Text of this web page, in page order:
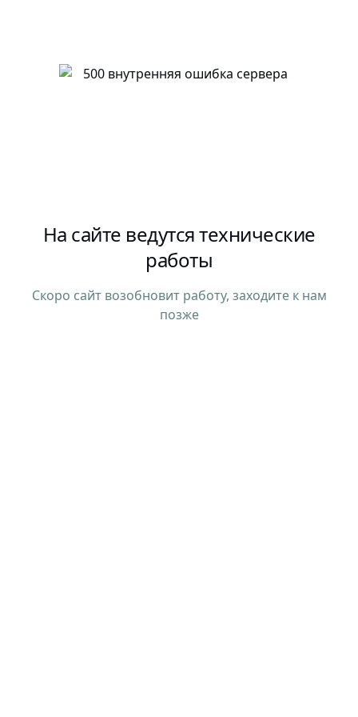
На сайте ведутся технические
работы
Скоро сайт возобновит работу, заходите к нам
позже